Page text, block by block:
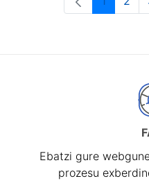
Ebatzi gure
prozesu